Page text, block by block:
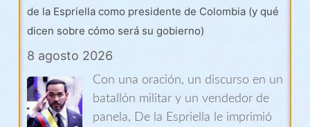
de la Espriella como presidente de Colombia (y qué
dicen sobre cómo será su gobierno)
8 agosto 2026
Con una oración, un discurso en un
batallón militar y un vendedor de
panela, De la Espriella le imprimió